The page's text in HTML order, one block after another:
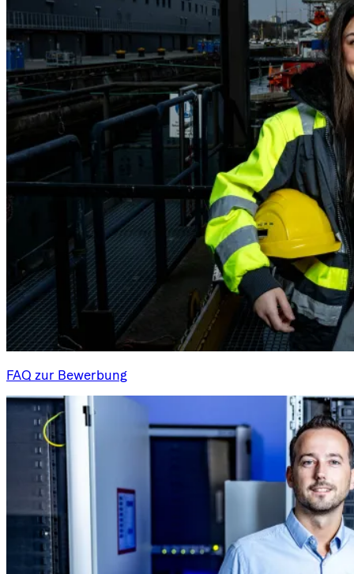
FAQ zur Bewerbung